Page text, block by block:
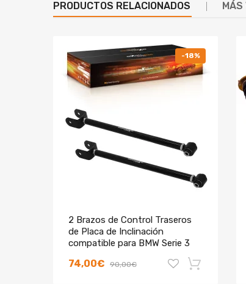
* La Instalación profesional es altamente
Todas las modificaciones deben ser
PRODUCTOS RELACIONADOS MÁS
-18%
2 Brazos de Control Traseros
de Placa de Inclinación
compatible para BMW Serie 3
E36 E46 Z4 X3 328is 328ic M3
74,00€ 90,00€